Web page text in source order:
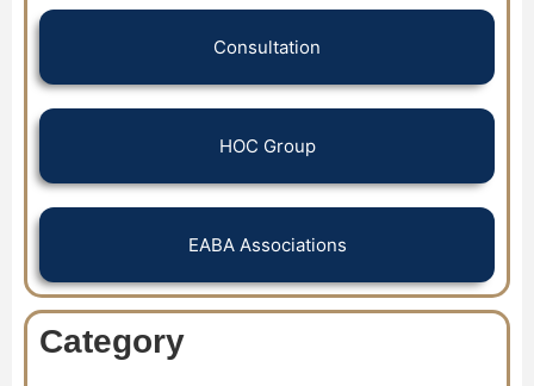
Consultation
HOC Group
EABA Associations
Category